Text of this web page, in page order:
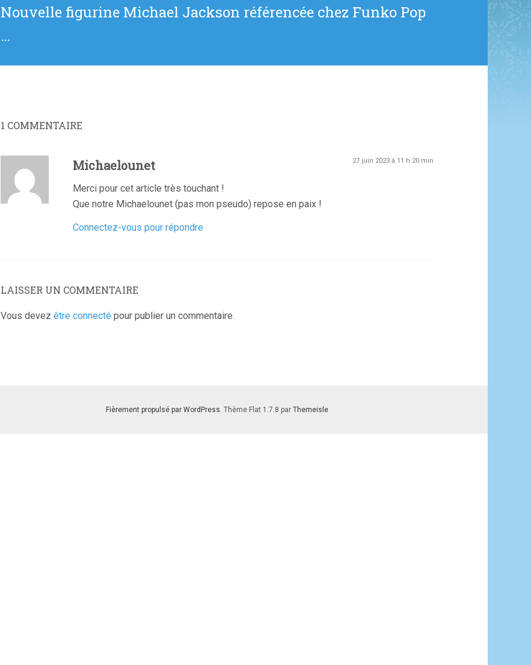
Article
Nouvelle figurine Michael Jackson référencée chez Funko Pop
…
1 COMMENTAIRE
Michaelounet 27 juin 2023 à 11 h 20 min
Merci pour cet article très touchant !
Que notre Michaelounet (pas mon pseudo) repose en paix !
Connectez-vous pour répondre
LAISSER UN COMMENTAIRE
Vous devez être connecté pour publier un commentaire.
Fièrement propulsé par WordPress. Thème Flat 1.7.8 par Themeisle